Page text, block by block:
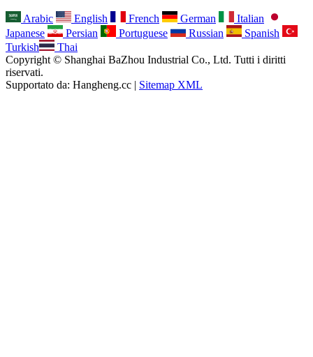
Arabic English French German
Italian
Japanese
Persian Portuguese Russian
Spanish
Turkish
Thai
Copyright © Shanghai BaZhou Industrial Co., Ltd. Tutti i diritti
riservati.
Supportato da: Hangheng.cc | Sitemap XML